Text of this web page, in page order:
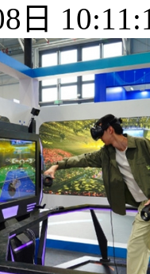
日